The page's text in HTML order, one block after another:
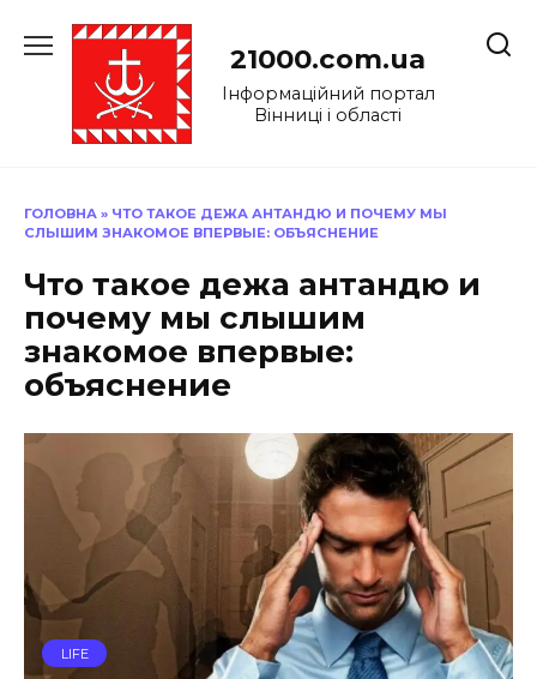
до
21000.com.ua
Інформаційний портал
Вінниці і області
ГОЛОВНА » ЧТО ТАКОЕ ДЕЖА АНТАНДЮ И ПОЧЕМУ МЫ
СЛЫШИМ ЗНАКОМОЕ ВПЕРВЫЕ: ОБЪЯСНЕНИЕ
Что такое дежа антандю и
почему мы слышим
знакомое впервые:
объяснение
LIFE